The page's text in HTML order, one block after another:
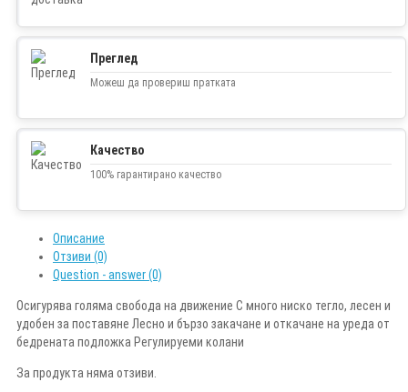
Преглед
Можеш да провериш пратката
Качество
100% гарантирано качество
Описание
Отзиви (0)
Question - answer (0)
Осигурява голяма свобода на движение С много ниско тегло, лесен и
удобен за поставяне Лесно и бързо закачане и откачане на уреда от
бедрената подложка Регулируеми колани
За продукта няма отзиви.